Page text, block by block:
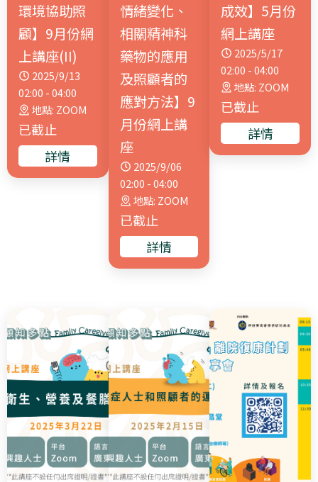
環境協助照
顧】9月份網
上講座(II)
2025/9/13
02:00 - 04:00
地點: ZOOM
已截止
詳情
情緒變化、
相關精神科
藥物的應用
及照顧者的
應對方法】9
月份網上講
座
2025/9/06
02:00 - 04:00
地點: ZOOM
已截止
詳情
成效】5月份
網上講座
2025/5/17
02:00 - 04:00
地點: ZOOM
已截止
詳情